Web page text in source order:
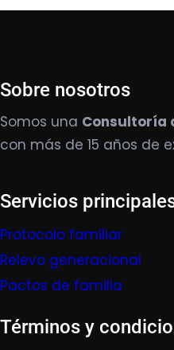
Sobre nosotros
Somos una Consultoría
con más de 15 años de
Servicios
Protocolo familiar
Relevo generacional
Pactos de familia
Términos y